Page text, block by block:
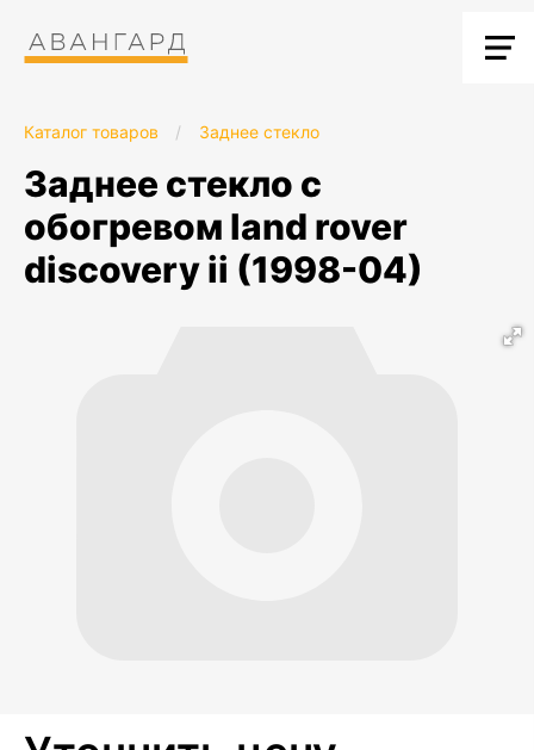
Каталог товаров / Заднее стекло
заднее стекло с
обогревом land rover
discovery ii (1998-04)